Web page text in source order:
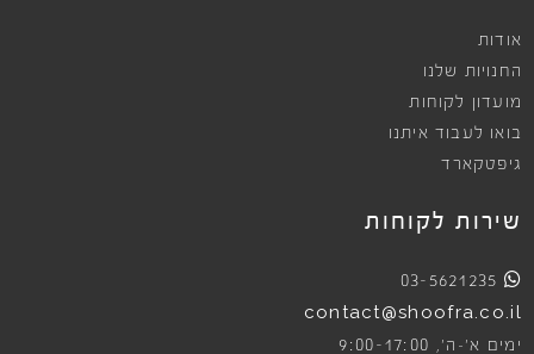
אודות
החנויות שלנו
מועדון לקוחות
בואו לעבוד איתנו
גיפטקארד
שירות לקוחות
03-5621235
contact@shoofra.co.il
ימים א׳-ה׳, 9:00-17:00